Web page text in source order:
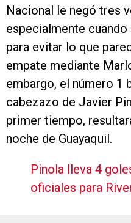
Nacional le negó tres
especialmente
para evitar lo que
empate mediante
embargo, el número 1
cabezazo de Javier
primer tiempo,
noche de Guayaquil.
Pinola lleva 4
oficiales para